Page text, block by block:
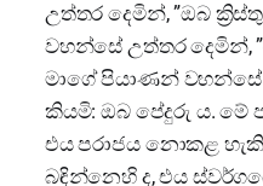
උත්තර දෙමින්, ”ඔබ
වහන්සේ උත්තර දෙමින්,
මාගේ පියාණන්
කියමි: ඔබ පේදුරු ය. මේ
එය පරාජය නොකළ
බඳින්නෙහි ද, එය